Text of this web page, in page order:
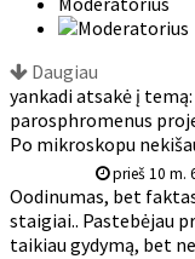
Daugiau
prieš 10 m.
yankadi atsakė į
parosphromenus
Po mikroskopu
Oodinumas, bet
staigiai.. Pastebėjau
taikiau gydymą, bet